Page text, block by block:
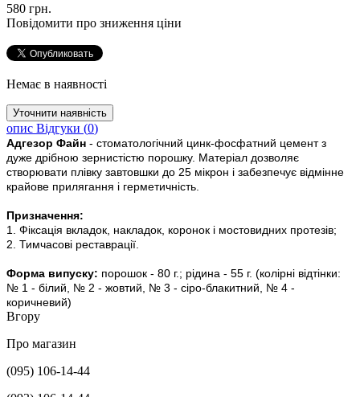
580 грн.
Повідомити про зниження ціни
Немає в наявності
опис Відгуки (0)
Адгезор Файн - стоматологічний цинк-фосфатний цемент з
дуже дрібною зернистістю порошку. Матеріал дозволяє
створювати плівку завтовшки до 25 мікрон і забезпечує відмінне
крайове прилягання і герметичність.
Призначення:
1. Фіксація вкладок, накладок, коронок і мостовидних протезів;
2. Тимчасові реставрації.
Форма випуску: порошок - 80 г.; рідина - 55 г. (колірні відтінки:
№ 1 - білий, № 2 - жовтий, № 3 - сіро-блакитний, № 4 -
коричневий)
Вгору
Про магазин
(095) 106-14-44